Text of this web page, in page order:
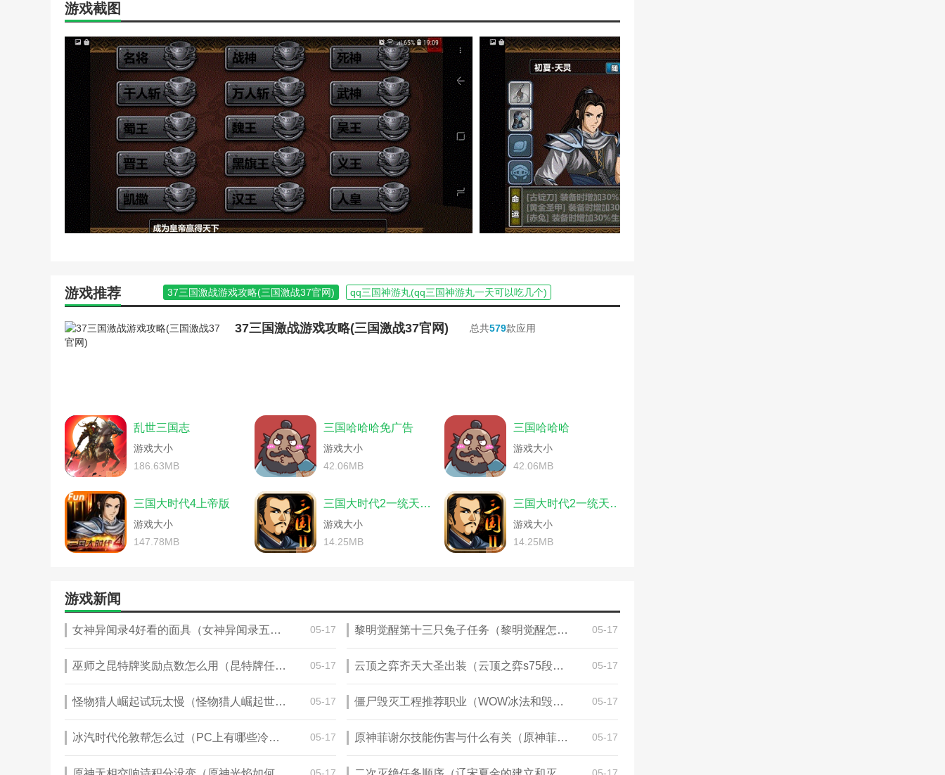
真三国无双ol转生(真三国无双ol手游)
qq三国师徒亲密度(qq三国师徒亲密度吃什么道具)
霸王大陆游戏单机攻略(霸王大陆游戏单机攻略大全)
冰汽时代采煤机达到储存上限(冰汽时代采煤机达到储存上限怎么派遣
人)
传奇游戏和奇迹游戏攻略(奇迹时代游戏)
大战三国游戏攻略综合篇(战三国攻略)
单机三国赵云攻略(三国赵云单机手游)
单机游戏帝国时代1攻略(单机游戏帝国时代1手机版)
单机游戏三国群侠传攻略(三国群侠传手游单机版)
帝王三国手机游戏攻略(帝王三国策略游戏)
电脑版三国战纪游戏攻略(三国战纪攻略大全)
烽火三国传奇游戏攻略(热血传奇三国攻略大全)
火影忍者忍者新时代手游平民攻略(火影忍者忍者新时代手游平民攻略
梦三国全图辅助2019(梦三国全图辅助器)
三国q传手游攻略(三国q将手游攻略)
三国电脑版游戏秘籍(电脑版三国策略游戏)
三国群侠传电脑单机版攻略(三国群侠传单机版攻略)
三国群英传ol手游攻略(三国群英传OL手游)
三国群英传手游副将攻略(手游三国群英传阵容)
三国群英传腾讯手游攻略百炼(三国群英传腾讯游戏)
三国热血战神游戏攻略秘籍(三国热血战神游戏攻略秘籍大全)
三国时代单机版礼游戏攻略(三国时代单机版官方下载)
三国无双单机攻略怎么炼药(三国无双战略版炼丹)
三国枭雄传手游攻略2018(三国枭雄传最强阵容)
三国战纪手游攻略军机(三国战纪手游攻略军机怎么玩)
三国战纪手游缘分阁攻略(三国战纪缘分阁有什么用)
三国战争手游最新攻略(三国战争手游官方网站)
手机三国杀游戏攻略(杀三国手游下载)
手游虎将三国攻略(虎将三国游戏)
手游梦三国装备攻略(梦三国手游装备介绍)
手游三国华佗传攻略(三国华佗)
手游三国群英传红将攻略(手游版三国群英传)
游戏截图
游戏推荐 37三国激战游戏攻略(三国激战37官网)
qq三国神游丸(qq三国神游丸一天可以吃几个)
霸王传奇官网(雄霸传奇官网)
百度游戏三国战记攻略(手游版三国战记攻略)
冰汽时代采煤机达到储存上限(冰汽时代采煤机达到储存上限咋办)
大战三国游戏攻略综合篇(三国的大战)
单机游戏三国群侠传攻略(三国群侠传全攻略)
火影忍者手游新时代攻略追打(火影忍者手游新时代攻略追打怎么打)
梦三国全图辅助2019(梦三国全图辅助2021)
梦想三国最强游戏攻略(梦想三国小游戏)
拇指手游宝热血三国攻略(热血三国志手游攻略)
三国q传手游攻略(q将三国手机版)
三国传奇游戏攻略综合篇(网游三国之传奇)
三国帝游戏攻略(三国游戏玩法攻略)
三国挂机传奇游戏攻略秘籍(三国杀传奇如何开挂)
三国将星传奇手游游戏攻略秘籍(三国将星传奇手游游戏攻略秘籍怎么用)
三国辣么萌游戏攻略综合篇(萌三国小游戏)
三国乱世王者游戏攻略综合篇(三国之乱世王者)
三国谋荀彧游戏攻略(三国谋士荀彧如何)
三国群侠传单机游戏秘籍(三国群侠传秘籍攻略)
三国群英传9什么时候出(手游三国群英传9)
三国群英传手游副将攻略(三国群英传手游副将攻略图)
三国群英传腾讯手游攻略百炼(qq游戏三国群英传攻略)
三国战传奇手游攻略秘籍(三国战争传奇挑战攻略)
三国战纪单机手机版攻略大全(三国战纪单机手机版攻略大全)
三国战纪手游攻略辅助(三国战纪手游助战)
三国战纪手游缘分阁攻略(三国战纪手游缘分阁攻略大全)
三国战争手游最新攻略(三国战争攻略大全)
手机三国群英传单机版攻略(手游三国群英传单机版)
手游虎将三国攻略(虎将三国官网)
手游梦三国装备攻略(梦三国关卡装备攻略)
手游三国攻防战攻略(手游三国攻防战攻略大全)
手游三国战记英雄攻略秘籍(三国战记2手游攻略秘籍)
手游正统三国兵书攻略(三国战略版兵书)
肆狼游戏乱世三国攻略(乱世三国攻略手游)
塔防手游三国单机塔防攻略(单机三国塔防游戏手机)
太阁立志传5医生攻略(太阁立志传5神医怎么得)
小霸王游戏秘籍解图(小霸王游戏图片大全)
37三国激战游戏攻略(三国激战37官网) 总共579款应用
乱世三国志
游戏大小
186.63MB
三国哈哈哈免广告
游戏大小
42.06MB
三国哈哈哈
游戏大小
42.06MB
三国大时代4上帝版
游戏大小
147.78MB
三国大时代2一统天下破解版下载
游戏大小
14.25MB
三国大时代2一统天下上帝版下载
游戏大小
14.25MB
游戏新闻
女神异闻录4好看的面具（女神异闻录五中主角使用的第一个人格面具是） 05-17 黎明觉醒第十三只兔子任务（黎明觉醒怎么召唤宠物） 05-17
巫师之昆特牌奖励点数怎么用（昆特牌任务刷新时间） 05-17 云顶之弈齐天大圣出装（云顶之弈s75段位重置吗） 05-17
怪物猎人崛起试玩太慢（怪物猎人崛起世界难度） 05-17 僵尸毁灭工程推荐职业（WOW冰法和毁灭术士哪个好玩） 05-17
冰汽时代伦敦帮怎么过（PC上有哪些冷门游戏值得推荐） 05-17 原神菲谢尔技能伤害与什么有关（原神菲谢尔需要元素精通吗） 05-17